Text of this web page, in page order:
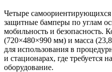
Четыре самоориентирующихся
защитные бамперы по углам
мобильность и безопасность.
(720×480×990 мм) и масса
для использования в
и стационарах, где требуется
оборудование.